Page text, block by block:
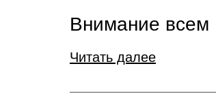
Внимание всем
Читать далее